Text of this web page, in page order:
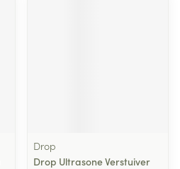
Drop
Drop Ultrasone Verstuiver